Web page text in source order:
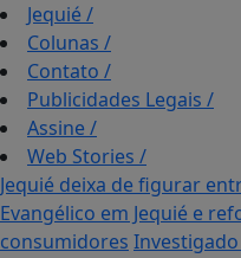
Jequié/
Colunas /
Contato /
Publicidades Legais /
Assine/
Web Stories /
Jequié deixa de figurar
Evangélico em Jequié e
consumidores